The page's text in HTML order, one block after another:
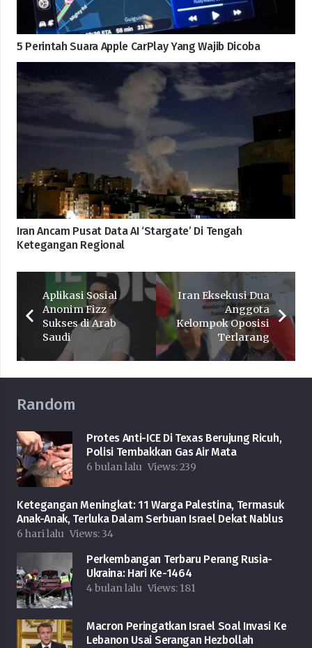
5 Perintah Suara Apple CarPlay Yang Wajib Dicoba
Iran Ancam Pusat Data AI ‘Stargate’ Di Tengah
Ketegangan Regional
Aplikasi Sosial
Anonim Fizz
Sukses di Arab
Saudi
Iran Eksekusi Dua
Anggota
Kelompok Oposisi
Terlarang
Random
Protes Anti-ICE Di Texas Berujung Ricuh,
Polisi Tembakkan Gas Air Mata
6 bulan lalu Views:239
Ketegangan Meningkat: 11 Warga Palestina, Termasuk
Anak-Anak, Terluka Dalam Serbuan Israel Dekat Nablus
6 hari lalu Views: 34
Perkembangan Terbaru Perang Rusia-
Ukraina: Hari Ke-1464
4 bulan lalu Views: 181
Macron Peringatkan Israel Soal Invasi Ke
Lebanon Usai Serangan Hezbollah